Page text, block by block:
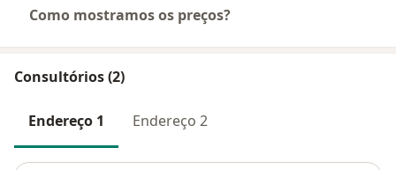
Como mostramos os preços?
Consultórios (2)
Endereço 1 Endereço 2